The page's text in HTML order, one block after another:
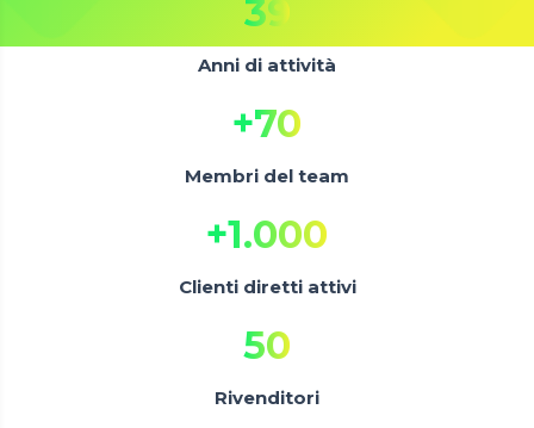
Anni di attività
39
Membri del team
+70
Clienti diretti attivi
+1.000
Rivenditori
50